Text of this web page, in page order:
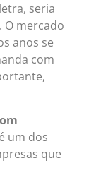
seria
O mercado
anos se
com
um dos
que